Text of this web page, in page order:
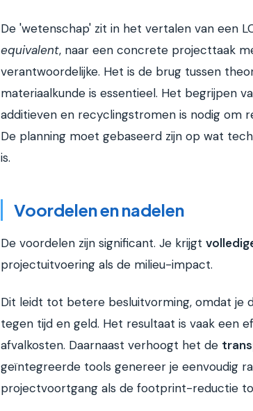
De 'wetenschap' zit in het vertalen van een
equivalent, naar een concrete projecttaak
verantwoordelijke. Het is de brug tussen
materiaalkunde is essentieel. Het begrijpen
additieven en recyclingstromen is nodig om
De planning moet gebaseerd zijn op wat
is.
Voordelen en nadelen
De voordelen zijn significant. Je krijgt
projectuitvoering als de milieu-impact.
Dit leidt tot betere besluitvorming, omdat je
tegen tijd en geld. Het resultaat is vaak een
afvalkosten. Daarnaast verhoogt het de
geïntegreerde tools genereer je eenvoudig
projectvoortgang als de footprint-reductie